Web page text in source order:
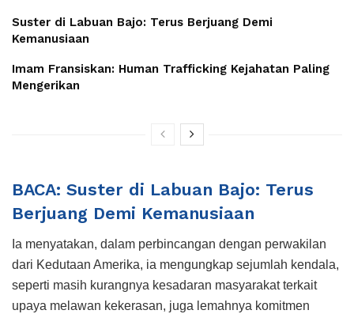
Suster di Labuan Bajo: Terus Berjuang Demi
Kemanusiaan
Imam Fransiskan: Human Trafficking Kejahatan Paling
Mengerikan
BACA: Suster di Labuan Bajo: Terus
Berjuang Demi Kemanusiaan
Ia menyatakan, dalam perbincangan dengan perwakilan
dari Kedutaan Amerika, ia mengungkap sejumlah kendala,
seperti masih kurangnya kesadaran masyarakat terkait
upaya melawan kekerasan, juga lemahnya komitmen